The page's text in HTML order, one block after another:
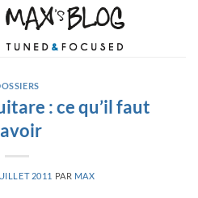
: ce qu’il faut
2011 PAR MAX